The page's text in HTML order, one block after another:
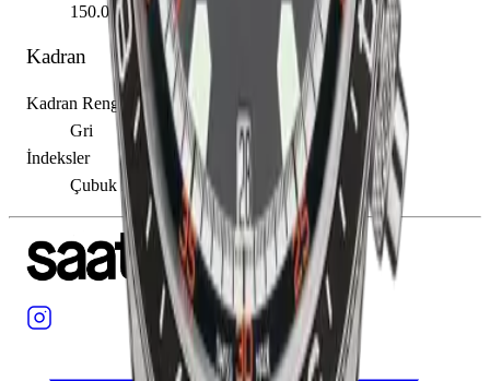
150.00 m
Kadran
Kadran Rengi
Gri
İndeksler
Çubuk / Nokta